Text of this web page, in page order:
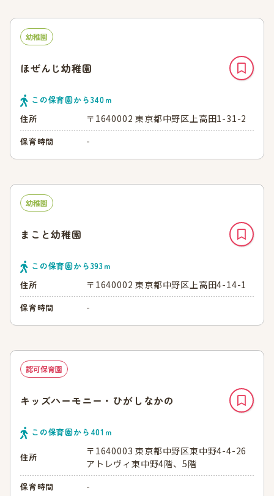
幼稚園
ほぜんじ幼稚園
この保育園から340ｍ
住所
〒1640002 東京都中野区上高田1-31-2
保育時間 -
幼稚園
まこと幼稚園
この保育園から393ｍ
住所
〒1640002 東京都中野区上高田4-14-1
保育時間 -
認可保育園
キッズハーモニー・ひがしなかの
この保育園から 401 ｍ
住所
〒1640003 東京都中野区東中野4-4-26
アトレヴィ東中野4階、5階
保育時間 -